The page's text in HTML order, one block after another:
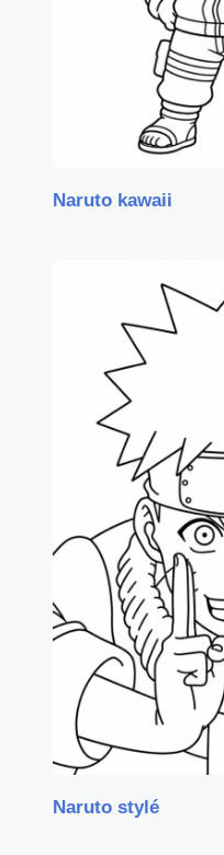
Naruto kawaii
Naruto stylé